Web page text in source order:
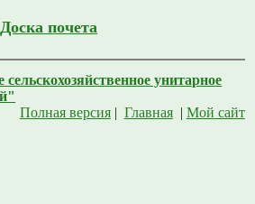
Доска почета
унитарное
Полная версия| Главная| Мой сайт